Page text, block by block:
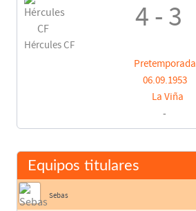
Hércules CF
4 - 3
Pretemporada
06.09.1953
La Viña
-
Equipos titulares
Sebas